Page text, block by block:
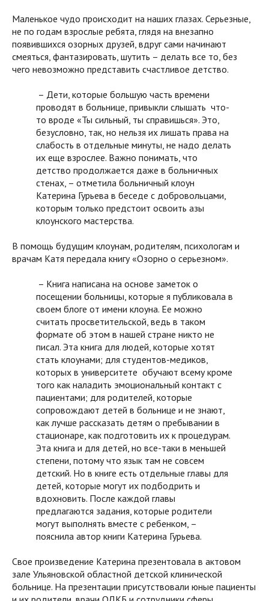
Маленькое чудо происходит на наших глазах. Серьезные,
не по годам взрослые ребята, глядя на внезапно
появившихся озорных друзей, вдруг сами начинают
смеяться, фантазировать, шутить – делать все то, без
чего невозможно представить счастливое детство.
– Дети, которые большую часть времени
проводят в больнице, привыкли слышать что-
то вроде «Ты сильный, ты справишься». Это,
безусловно, так, но нельзя их лишать права на
слабость в отдельные минуты, не надо делать
их еще взрослее. Важно понимать, что
детство продолжается даже в больничных
стенах, – отметила больничный клоун
Катерина Гурьева в беседе с добровольцами,
которым только предстоит освоить азы
клоунского мастерства.
В помощь будущим клоунам, родителям, психологам и
врачам Катя передала книгу «Озорно о серьезном».
– Книга написана на основе заметок о
посещении больницы, которые я публиковала в
своем блоге от имени клоуна. Ее можно
считать просветительской, ведь в таком
формате об этом в нашей стране никто не
писал. Эта книга для людей, которые хотят
стать клоунами; для студентов-медиков,
которых в университете обучают всему кроме
того как наладить эмоциональный контакт с
пациентами; для родителей, которые
сопровождают детей в больнице и не знают,
как лучше рассказать детям о пребывании в
стационаре, как подготовить их к процедурам.
Эта книга и для детей, но все-таки в меньшей
степени, потому что язык там не совсем
детский. Но в книге есть отдельные главы для
детей, которые могут их подбодрить и
вдохновить. После каждой главы
предлагаются задания, которые родители
могут выполнять вместе с ребенком, –
пояснила автор книги Катерина Гурьева.
Свое произведение Катерина презентовала в актовом
зале Ульяновской областной детской клинической
больнице. На презентации присутствовали юные пациенты